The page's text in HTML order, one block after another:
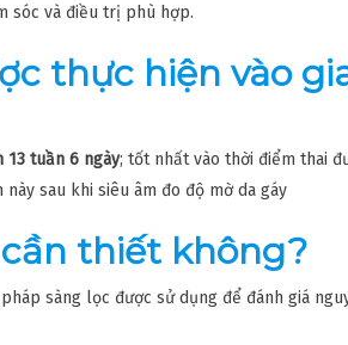
sóc và điều trị phù hợp.
thực hiện vào
13 tuần 6 ngày; tốt nhất vào thời điểm thai
sau khi siêu âm đo độ mờ da gáy
thiết không?
sàng lọc được sử dụng để đánh giá